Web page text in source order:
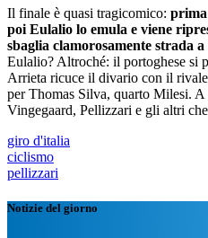
Il finale è quasi tragicomico: prima
poi Eulalio lo emula e viene
sbaglia clamorosamente strada
Eulalio? Altroché: il portoghese si
Arrieta ricuce il divario con il
per Thomas Silva, quarto Milesi.
Vingegaard, Pellizzari e gli altri
giro d'italia
ciclismo
pellizzari
Notizie del giorno